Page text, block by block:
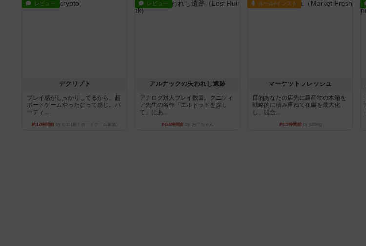
レビュー
デクリプト
プレイ感がしっかりしてるから、超
ボードゲームやったなって感じ。パ
ーティ...
約12時間前 by ヒロ(新！ボードゲーム家族)
レビュー
アルナックの失われし遺跡
アナログ対人プレイ数回。クニツィ
ア先生の名作「エルドラドを探し
て」にあ...
約14時間前by おーちゃん
ルール/インスト
マーケットフレッシュ
目的あなたの店先に農産物の木箱を
戦略的に積み重ねて在庫を最大化
し、競合...
約19時間前by jurong